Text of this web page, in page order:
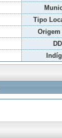
Tipo
Origem